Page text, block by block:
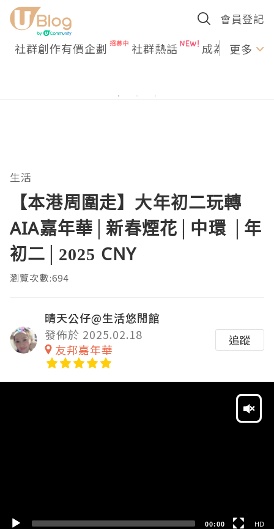
會員登記
社群創作有價企劃 社群熱話 成為U更多
生活
【本港周圍走】大年初二玩轉
AIA嘉年華│新春煙花│中環 │年
初二│2025 CNY
瀏覽次數:694
晴天公仔@生活悠閒館
發佈於 2025.02.18
友邦嘉年華
追蹤
00:00 HD